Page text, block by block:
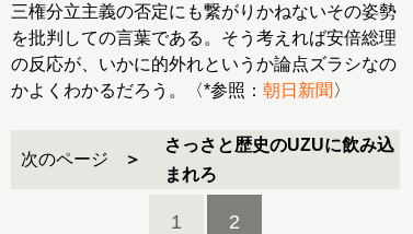
三権分立主義の否定にも繋がりかねないその姿勢
を批判しての言葉である。そう考えれば安倍総理
の反応が、いかに的外れというか論点ズラシなの
かよくわかるだろう。〈*参照： 朝日新聞 〉
次のページ
さっさと歴史のUZUに飲み込
まれろ
1 2